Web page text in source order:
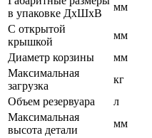
в упаковке ДхШхВ
мм
С открытой
крышкой
мм
Диаметр корзины
мм
Максимальная
загрузка
кг
Объем резервуара
л
Максимальная
высота детали
мм